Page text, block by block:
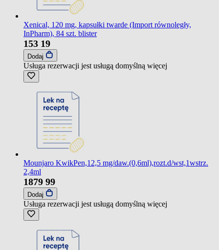
Xenical, 120 mg, kapsułki twarde (Import równoległy,
InPharm), 84 szt. blister
153 19
Dodaj
Usługa rezerwacji jest usługą domyślną więcej
Mounjaro KwikPen,12,5 mg/daw.(0,6ml),rozt.d/wst,1wstrz.
2,4ml
1879 99
Dodaj
Usługa rezerwacji jest usługą domyślną więcej